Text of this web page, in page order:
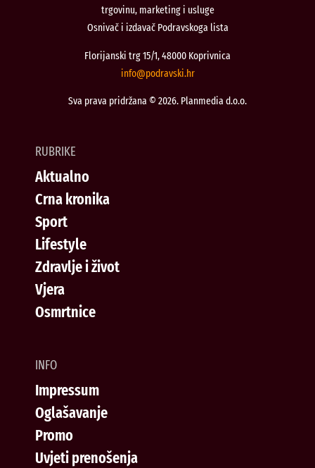
trgovinu, marketing i usluge
Osnivač i izdavač Podravskoga lista
Florijanski trg 15/1, 48000 Koprivnica
rh.iksvardop
@ofni
Sva prava pridržana © 2026. Planmedia d.o.o.
RUBRIKE
Aktualno
Crna kronika
Sport
Lifestyle
Zdravlje i život
Vjera
Osmrtnice
INFO
Impressum
Oglašavanje
Promo
Uvjeti prenošenja